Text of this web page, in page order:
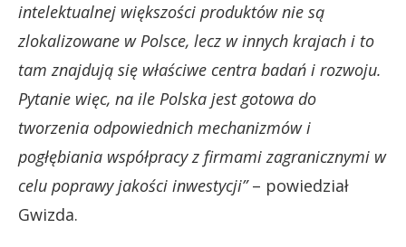
intelektualnej większości produktów nie są
zlokalizowane w Polsce, lecz w innych krajach i to
tam znajdują się właściwe centra badań i rozwoju.
Pytanie więc, na ile Polska jest gotowa do
tworzenia odpowiednich mechanizmów i
pogłębiania współpracy z firmami zagranicznymi w
celu poprawy jakości inwestycji”– powiedział
Gwizda.